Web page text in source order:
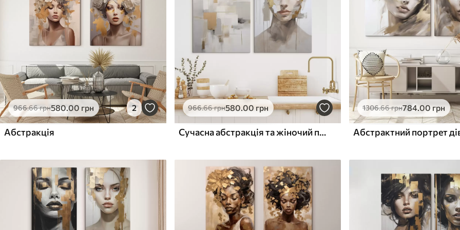
✗
Поверхня з текстурою
полотна
✗ Екологічний матеріал
Поверхня з текстурою
Екологічний матеріал
✓
Поверхня з текстурою
полотна
✓ Екологічний матеріал
966.66грн580.00 грн 2
Абстракція
966.66грн580.00 грн
Сучасна абстракція та жіночий портрет
1306.66грн784.00грн